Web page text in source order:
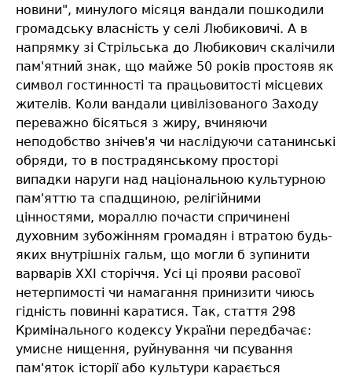
новини", минулого місяця вандали пошкодили
громадську власність у селі Любиковичі. А в
напрямку зі Стрільська до Любикович скалічили
пам'ятний знак, що майже 50 років простояв як
символ гостинності та працьовитості місцевих
жителів. Коли вандали цивілізованого Заходу
переважно бісяться з жиру, вчиняючи
неподобство знічев'я чи наслідуючи сатанинські
обряди, то в пострадянському просторі
випадки наруги над національною культурною
пам'яттю та спадщиною, релігійними
цінностями, мораллю почасти спричинені
духовним зубожінням громадян і втратою будь-
яких внутрішніх гальм, що могли б зупинити
варварів XXI сторіччя. Усі ці прояви расової
нетерпимості чи намагання принизити чиюсь
гідність повинні каратися. Так, стаття 298
Кримінального кодексу України передбачає:
умисне нищення, руйнування чи псування
пам'яток історії або культури карається